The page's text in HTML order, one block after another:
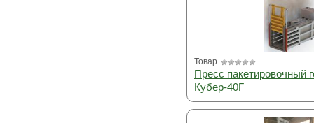
Товар
Пресс пакетировочный
Кубер-40Г